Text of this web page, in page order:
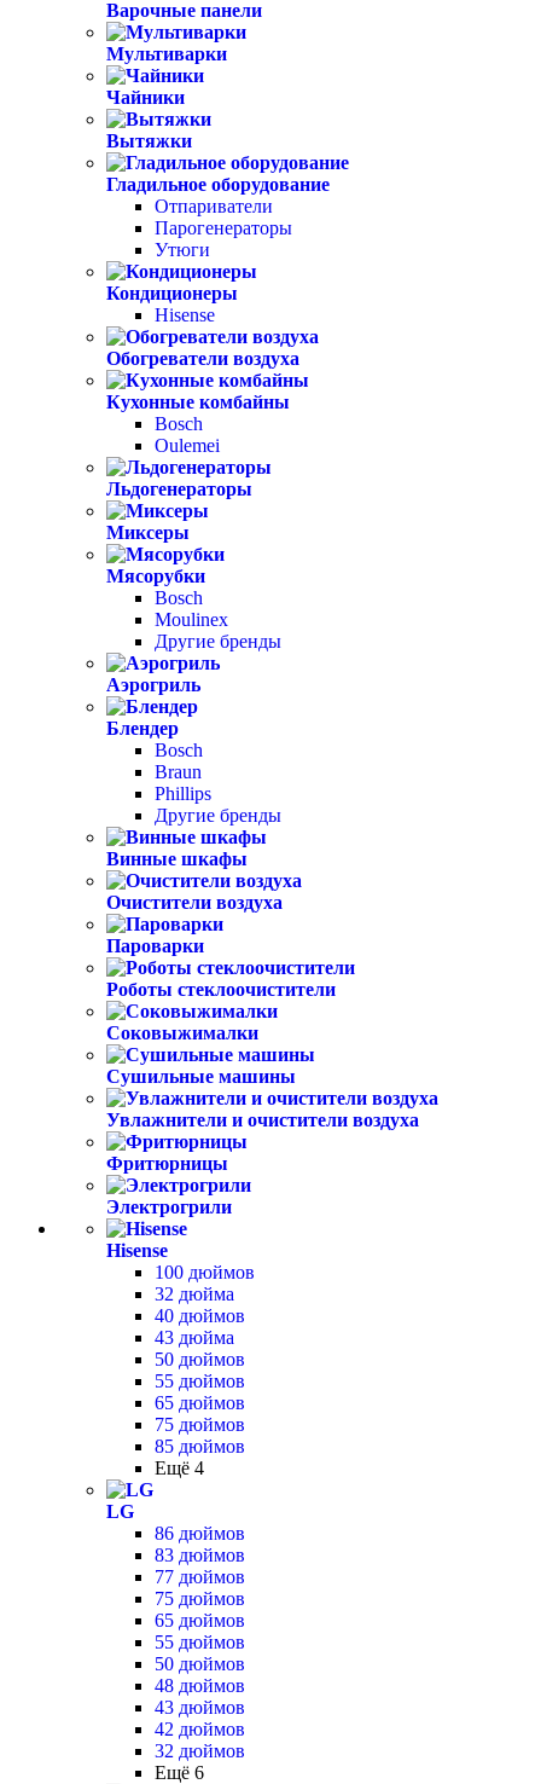
Варочные панели
Мультиварки
Чайники
Вытяжки
Гладильное оборудование
Отпариватели
Парогенераторы
Утюги
Кондиционеры
Hisense
Обогреватели воздуха
Кухонные комбайны
Bosch
Oulemei
Льдогенераторы
Миксеры
Мясорубки
Bosch
Moulinex
Другие бренды
Аэрогриль
Блендер
Bosch
Braun
Phillips
Другие бренды
Винные шкафы
Очистители воздуха
Пароварки
Роботы стеклоочистители
Соковыжималки
Сушильные машины
Увлажнители и очистители воздуха
Фритюрницы
Электрогрили
Hisense
100 дюймов
32 дюйма
40 дюймов
43 дюйма
50 дюймов
55 дюймов
65 дюймов
75 дюймов
85 дюймов
Ещё 4
LG
86 дюймов
83 дюймов
77 дюймов
75 дюймов
65 дюймов
55 дюймов
50 дюймов
48 дюймов
43 дюймов
42 дюймов
32 дюймов
Ещё 6